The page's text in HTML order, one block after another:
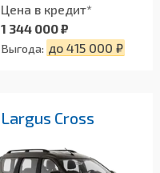
Цена в кредит*
1 344 000 ₽
Выгода: до 415 000 ₽
Largus Cross